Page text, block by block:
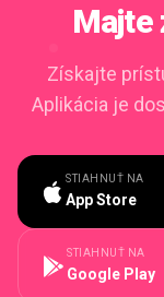
Majte
Získajte
Aplikácia je
STIAHNUŤ NA
App Store
STIAHNUŤ NA
Google Play